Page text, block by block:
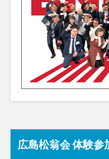
広島松翁会 体験参